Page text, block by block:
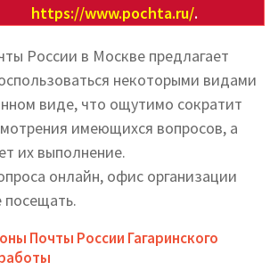
https://www.pochta.ru/.
России в Москве предлагает
некоторыми видами
виде, что ощутимо сократит
имеющихся вопросов, а
их выполнение.
онлайн, офис организации
посещать.
Почты России Гагаринского